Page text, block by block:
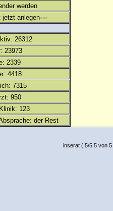
werden
jetzt anlegen---
26312
23973
2339
4418
7315
950
123
der Rest
inserat( 5/5 5 von 5